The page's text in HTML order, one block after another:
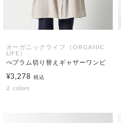
オーガニックライフ（ORGANIC
LIFE）
ぺプラム切り替えギャザーワンピ
¥3,278税込
2 colors